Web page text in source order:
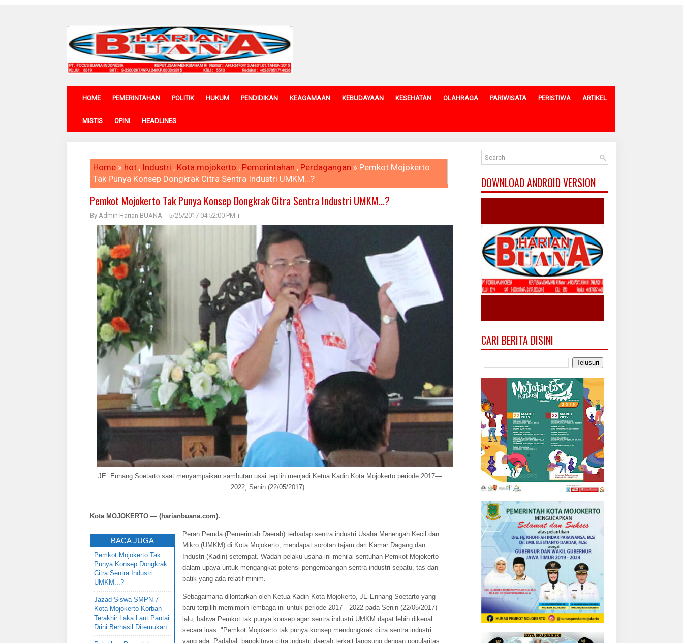
HOME PEMERINTAHAN POLITIK HUKUM PENDIDIKAN KEAGAMAAN KEBUDAYAAN KESEHATAN OLAHRAGA PARIWISATA PERISTIWA ARTIKEL
MISTIS OPINI HEADLINES
Home » hot , Industri , Kota mojokerto , Pemerintahan , Perdagangan » Pemkot Mojokerto
Tak Punya Konsep Dongkrak Citra Sentra Industri UMKM...?
Pemkot Mojokerto Tak Punya Konsep Dongkrak Citra Sentra Industri UMKM...?
By Admin Harian BUANA 5/25/2017 04:52:00 PM
JE. Ennang Soetarto saat menyampaikan sambutan usai tepilih menjadi Ketua Kadin Kota Mojokerto periode 2017—
2022, Senin (22/05/2017).
Kota MOJOKERTO — (harianbuana.com).
BACA JUGA
Pemkot Mojokerto Tak
Punya Konsep Dongkrak
Citra Sentra Industri
UMKM...?
Jazad Siswa SMPN-7
Kota Mojokerto Korban
Terakhir Laka Laut Pantai
Drini Berhasil Ditemukan
Peran Pemda (Pemerintah Daerah) terhadap sentra industri Usaha Menengah Kecil dan
Mikro (UMKM) di Kota Mojokerto, mendapat sorotan tajam dari Kamar Dagang dan
Industri (Kadin) setempat. Wadah pelaku usaha ini menilai sentuhan Pemkot Mojokerto
dalam upaya untuk mengangkat potensi pengembangan sentra industri sepatu, tas dan
batik yang ada relatif minim.
Sebagaimana dilontarkan oleh Ketua Kadin Kota Mojokerto, JE Ennang Soetarto yang
baru terpilih memimpin lembaga ini untuk periode 2017—2022 pada Senin (22/05/2017)
lalu, bahwa Pemkot tak punya konsep agar sentra industri UMKM dapat lebih dikenal
secara luas. "Pemkot Mojokerto tak punya konsep mendongkrak citra sentra industri
yang ada. Padahal, bangkitnya citra industri daerah terkait langsung dengan popularitas
DOWNLOAD ANDROID VERSION
CARI BERITA DISINI